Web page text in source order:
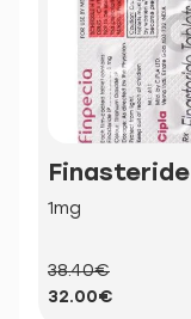
Finasteride
1mg
38.40€
32.00€